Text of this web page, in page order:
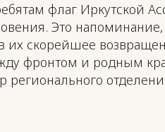
флаг Иркутской
Это
их скорейшее
фронтом и родным
регионального